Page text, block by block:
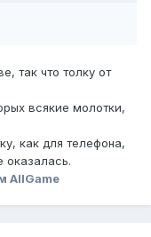
так что толку от
всякие молотки,
как для телефона,
оказалась.
AllGame